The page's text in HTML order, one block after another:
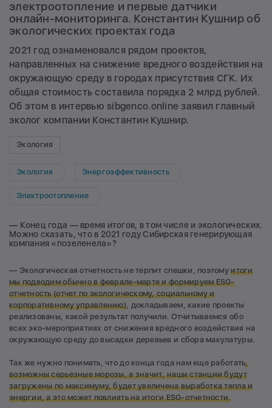
электроотопление и первые датчики
онлайн-мониторинга. Константин Кушнир об
экологических проектах года
2021 год ознаменовался рядом проектов,
направленных на снижение вредного воздействия на
окружающую среду в городах присутствия СГК. Их
общая стоимость составила порядка 2 млрд рублей.
Об этом в интервью sibgenco.online заявил главный
эколог компании Константин Кушнир.
Экология
Экология Энергоэффективность
Электроотопление
— Конец года — время итогов, в том числе и экологических.
Можно сказать, что в 2021 году Сибирская генерирующая
компания «позеленела»?
— Экологическая отчетность не терпит спешки, поэтомуитоги
мы подводим обычно в феврале-марте и формируем ESG-
отчетность (отчет по экологическому, социальному и
корпоративному управлению) , докладываем, какие проекты
реализованы, какой результат получили. Отчитываемся обо
всех эко-мероприятиях от снижения вредного воздействия на
окружающую среду до высадки деревьев и сбора макулатуры.
Так же нужно понимать, что до конца года нам еще работать,
возможны серьезные морозы, а значит, наши станции будут
загружены по максимуму, будет увеличена выработка тепла и
энергии, а это может повлиять на итоги ESG-отчетности.